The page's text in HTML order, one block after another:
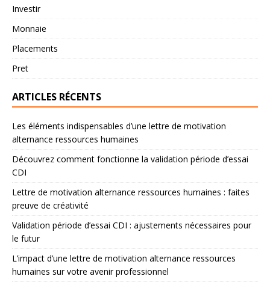
Investir
Monnaie
Placements
Pret
ARTICLES RÉCENTS
Les éléments indispensables d’une lettre de motivation
alternance ressources humaines
Découvrez comment fonctionne la validation période d’essai
CDI
Lettre de motivation alternance ressources humaines : faites
preuve de créativité
Validation période d’essai CDI : ajustements nécessaires pour
le futur
L’impact d’une lettre de motivation alternance ressources
humaines sur votre avenir professionnel